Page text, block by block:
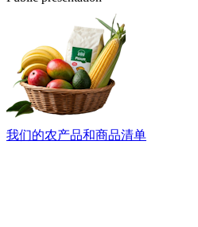
我们的农产品和商品清单